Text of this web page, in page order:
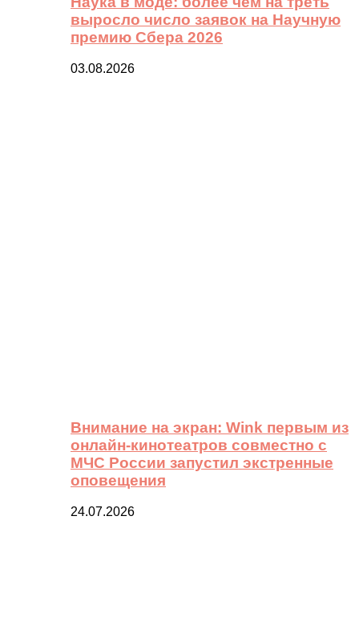
выросло число заявок на Научную
премию Сбера 2026
03.08.2026
Внимание на экран: Wink первым из
онлайн-кинотеатров совместно с
МЧС России запустил экстренные
оповещения
24.07.2026